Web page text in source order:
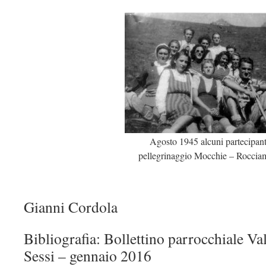
Agosto 1945 alcuni
pellegrinaggio Mocchie –
Gianni Cordola
Bibliografia: Bollettino parrocchiale
Sessi – gennaio 2016